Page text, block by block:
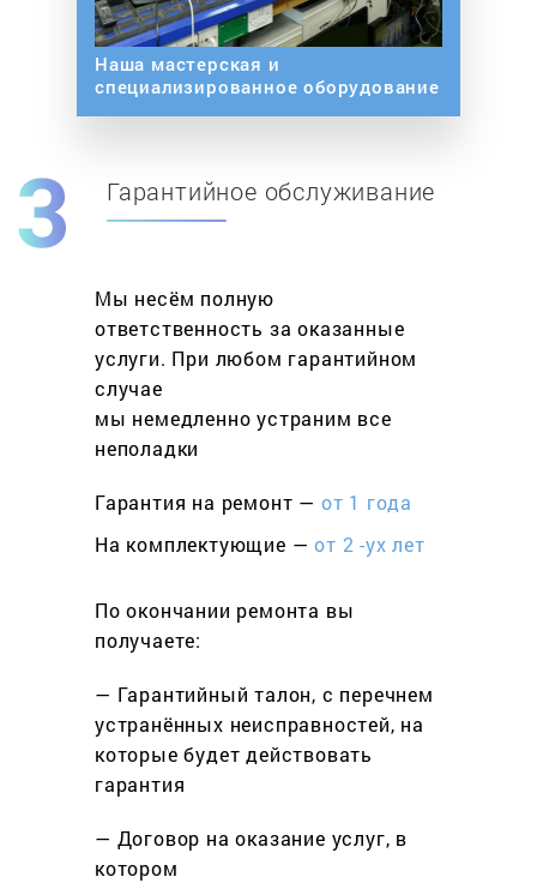
Наша мастерская и
специализированное оборудование
Гарантийное обслуживание
Мы несём полную
ответственность за оказанные
услуги. При любом гарантийном
cлучае
мы немедленно устраним все
неполадки
Гарантия на ремонт — от 1 года
На комплектующие —от 2 -ух лет
По окончании ремонта вы
получаете:
— Гарантийный талон, с перечнем
устранённых неисправностей, на
которые будет действовать
гарантия
— Договор на оказание услуг, в
котором